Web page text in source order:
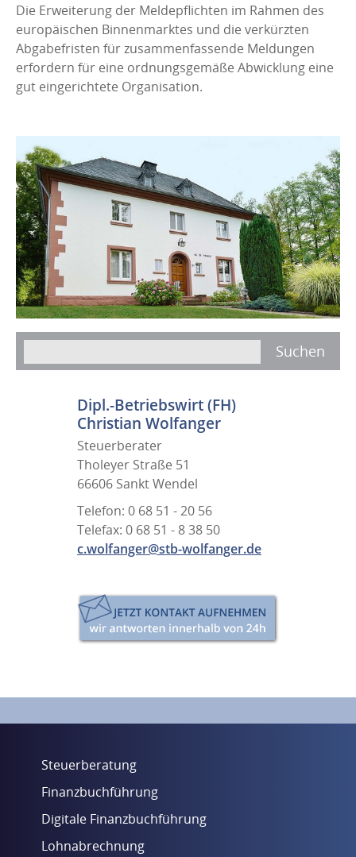
Die Erweiterung der Meldepflichten im Rahmen des
europäischen Binnenmarktes und die verkürzten
Abgabefristen für zusammenfassende Meldungen
erfordern für eine ordnungsgemäße Abwicklung eine
gut eingerichtete Organisation.
Dipl.-Betriebswirt (FH)
Christian Wolfanger
Steuerberater
Tholeyer Straße 51
66606 Sankt Wendel
Telefon: 0 68 51 - 20 56
Telefax: 0 68 51 - 8 38 50
c.wolfanger@stb-wolfanger.de
Steuerberatung
Finanzbuchführung
Digitale Finanzbuchführung
Lohnabrechnung